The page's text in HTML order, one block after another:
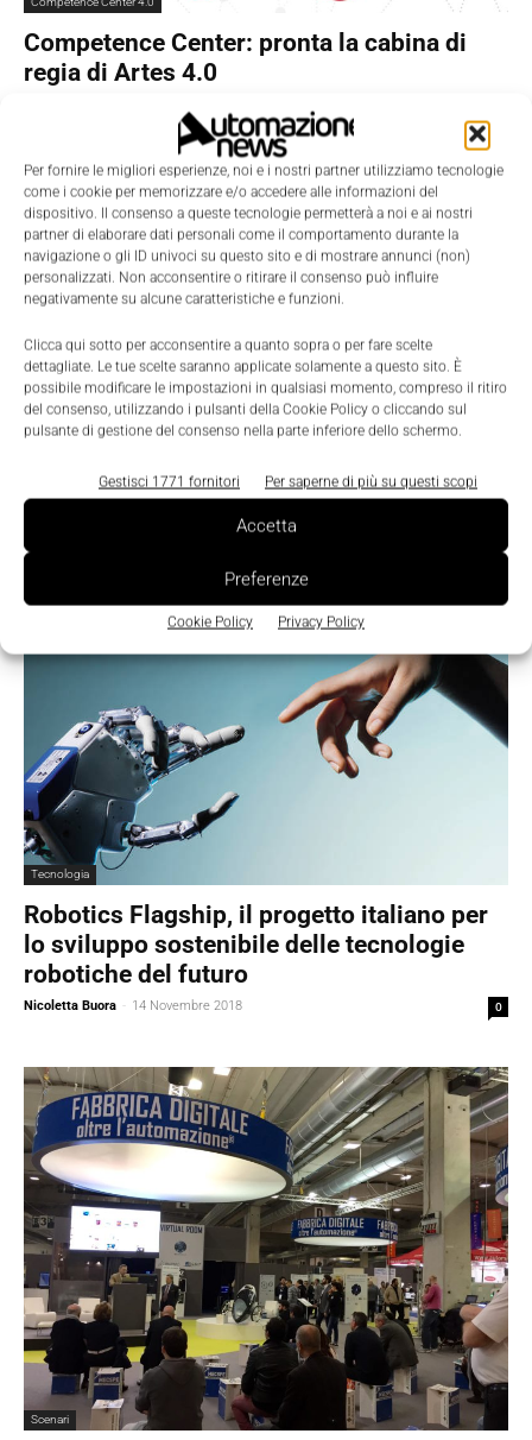
Per fornire le migliori esperienze, noi e i nostri partner utilizziamo tecnologie
come i cookie per memorizzare e/o accedere alle informazioni del
dispositivo. Il consenso a queste tecnologie permetterà a noi e ai nostri
partner di elaborare dati personali come il comportamento durante la
navigazione o gli ID univoci su questo sito e di mostrare annunci (non)
personalizzati. Non acconsentire o ritirare il consenso può influire
negativamente su alcune caratteristiche e funzioni.
Clicca qui sotto per acconsentire a quanto sopra o per fare scelte
dettagliate. Le tue scelte saranno applicate solamente a questo sito. È
possibile modificare le impostazioni in qualsiasi momento, compreso il ritiro
del consenso, utilizzando i pulsanti della Cookie Policy o cliccando sul
pulsante di gestione del consenso nella parte inferiore dello schermo.
Gestisci 1771 fornitori Per saperne di più su questi scopi
Accetta
Preferenze
Cookie Policy Privacy Policy
Competence Center: pronta la cabina di
regia di Artes 4.0
Non solo automa, ora il robot deve anche
La Redazione
Tecnologia
Robotics Flagship, il progetto italiano per
lo sviluppo sostenibile delle tecnologie
robotiche del futuro
Nicoletta Buora - 14 Novembre 2018 0
Scenari